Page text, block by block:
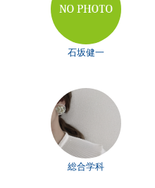
石坂健一
総合学科